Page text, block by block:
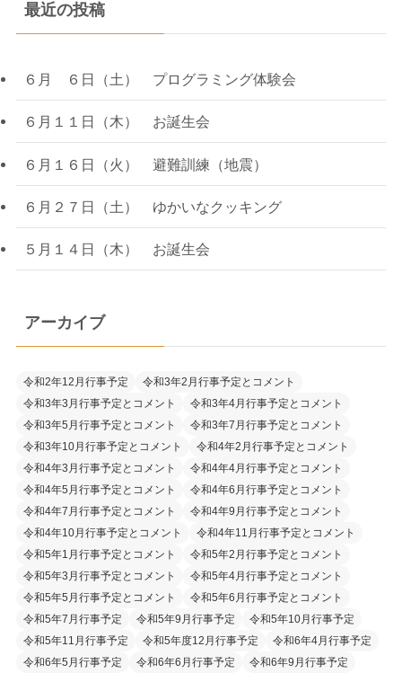
最近の投稿
６月 ６日（土） プログラミング体験会
６月１１日（木） お誕生会
６月１６日（火） 避難訓練（地震）
６月２７日（土） ゆかいなクッキング
５月１４日（木） お誕生会
アーカイブ
令和2年12月行事予定
令和3年2月行事予定とコメント
令和3年3月行事予定とコメント
令和3年4月行事予定とコメント
令和3年5月行事予定とコメント
令和3年7月行事予定とコメント
令和3年10月行事予定とコメント
令和4年2月行事予定とコメント
令和4年3月行事予定とコメント
令和4年4月行事予定とコメント
令和4年5月行事予定とコメント
令和4年6月行事予定とコメント
令和4年7月行事予定とコメント
令和4年9月行事予定とコメント
令和4年10月行事予定とコメント
令和4年11月行事予定とコメント
令和5年1月行事予定とコメント
令和5年2月行事予定とコメント
令和5年3月行事予定とコメント
令和5年4月行事予定とコメント
令和5年5月行事予定とコメント
令和5年6月行事予定とコメント
令和5年7月行事予定
令和5年9月行事予定
令和5年10月行事予定
令和5年11月行事予定
令和5年度12月行事予定
令和6年4月行事予定
令和6年5月行事予定
令和6年6月行事予定
令和6年9月行事予定